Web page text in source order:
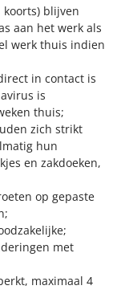
blijven
aan het werk als
werk thuis indien
in contact is
is
thuis;
zich strikt
hun
en zakdoeken,
op gepaste
met
maximaal 4